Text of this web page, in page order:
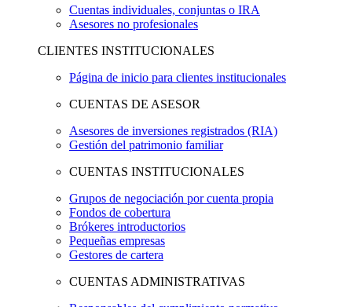
Cuentas individuales, conjuntas o IRA
Asesores no profesionales
CLIENTES INSTITUCIONALES
Página de inicio para clientes institucionales
CUENTAS DE ASESOR
Asesores de inversiones registrados (RIA)
Gestión del patrimonio familiar
CUENTAS INSTITUCIONALES
Grupos de negociación por cuenta propia
Fondos de cobertura
Brókeres introductorios
Pequeñas empresas
Gestores de cartera
CUENTAS ADMINISTRATIVAS